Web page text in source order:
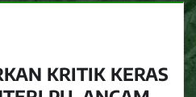
KRITIK KERAS